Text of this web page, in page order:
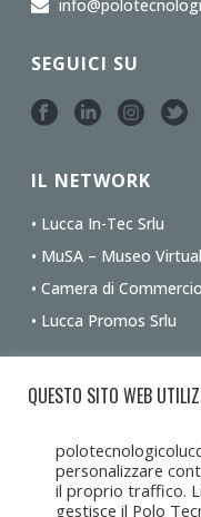
SEGUICI SU
IL NETWORK
• Lucca In-Tec Srlu
• MuSA – Museo
• Camera di
• Lucca Promos Srlu
Ottieni le indicazioni
QUESTO SITO WEB
personalizzare
il proprio traffico.
gestisce il Polo